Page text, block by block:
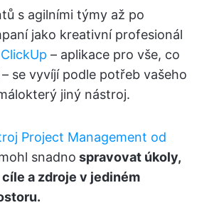
s agilními týmy až po
jako kreativní profesionál
ClickUp – aplikace pro vše, co
se vyvíjí podle potřeb vašeho
jiný nástroj.
Project Management od
snadno spravovat úkoly,
a zdroje v jediném